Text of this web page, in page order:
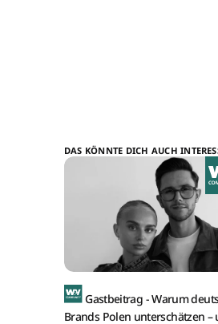
DAS KÖNNTE DICH AUCH
Gastbeitrag -Warum
Brands Polen unterschätzen –